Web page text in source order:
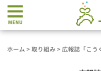
ホーム > 取り組み > 広報誌「こう